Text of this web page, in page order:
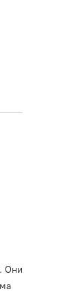
Они